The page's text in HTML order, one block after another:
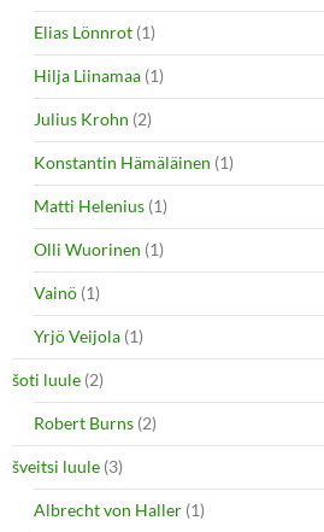
Elias Lönnrot (1)
Hilja Liinamaa (1)
Julius Krohn (2)
Konstantin Hämäläinen (1)
Matti Helenius (1)
Olli Wuorinen (1)
Vainö (1)
Yrjö Veijola (1)
šoti luule (2)
Robert Burns (2)
šveitsi luule (3)
Albrecht von Haller (1)